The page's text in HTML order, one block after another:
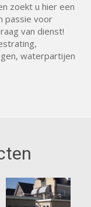
zoekt u hier een
passie voor
van dienst!
waterpartijen